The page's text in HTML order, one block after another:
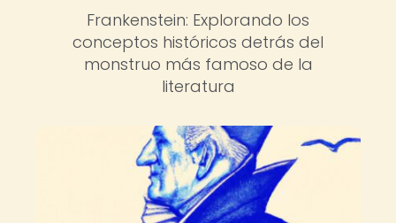
Frankenstein: Explorando los
conceptos históricos detrás del
monstruo más famoso de la
literatura